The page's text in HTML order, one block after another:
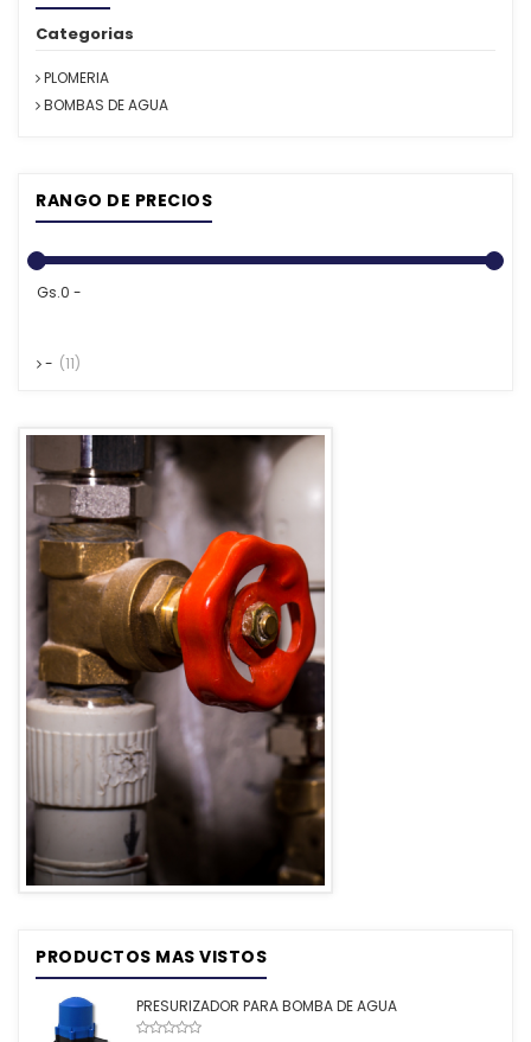
Categorias
PLOMERIA
BOMBAS DE AGUA
RANGO DE PRECIOS
Gs.0 -
- (11)
PRODUCTOS MAS VISTOS
PRESURIZADOR PARA BOMBA DE AGUA